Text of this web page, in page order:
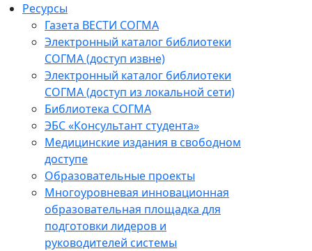
Ресурсы
Газета ВЕСТИ СОГМА
Электронный каталог библиотеки
СОГМА (доступ извне)
Электронный каталог библиотеки
СОГМА (доступ из локальной сети)
Библиотека СОГМА
ЭБС «Консультант студента»
Медицинские издания в свободном
доступе
Образовательные проекты
Многоуровневая инновационная
образовательная площадка для
подготовки лидеров и
руководителей системы